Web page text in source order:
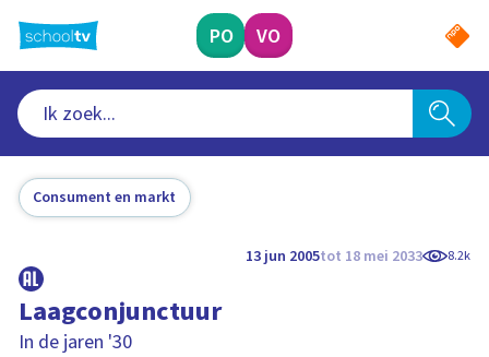
naar
hoofdinhoud
PO VO
Consument en markt
13 jun 2005tot 18 mei 2033 8.2k
Laagconjunctuur
In de jaren '30